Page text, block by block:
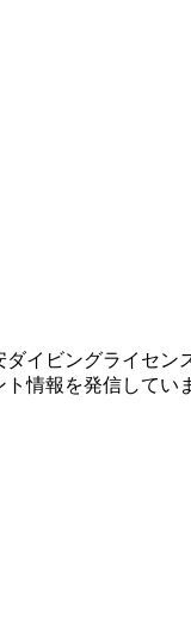
イビングライセ
情報を発信してい